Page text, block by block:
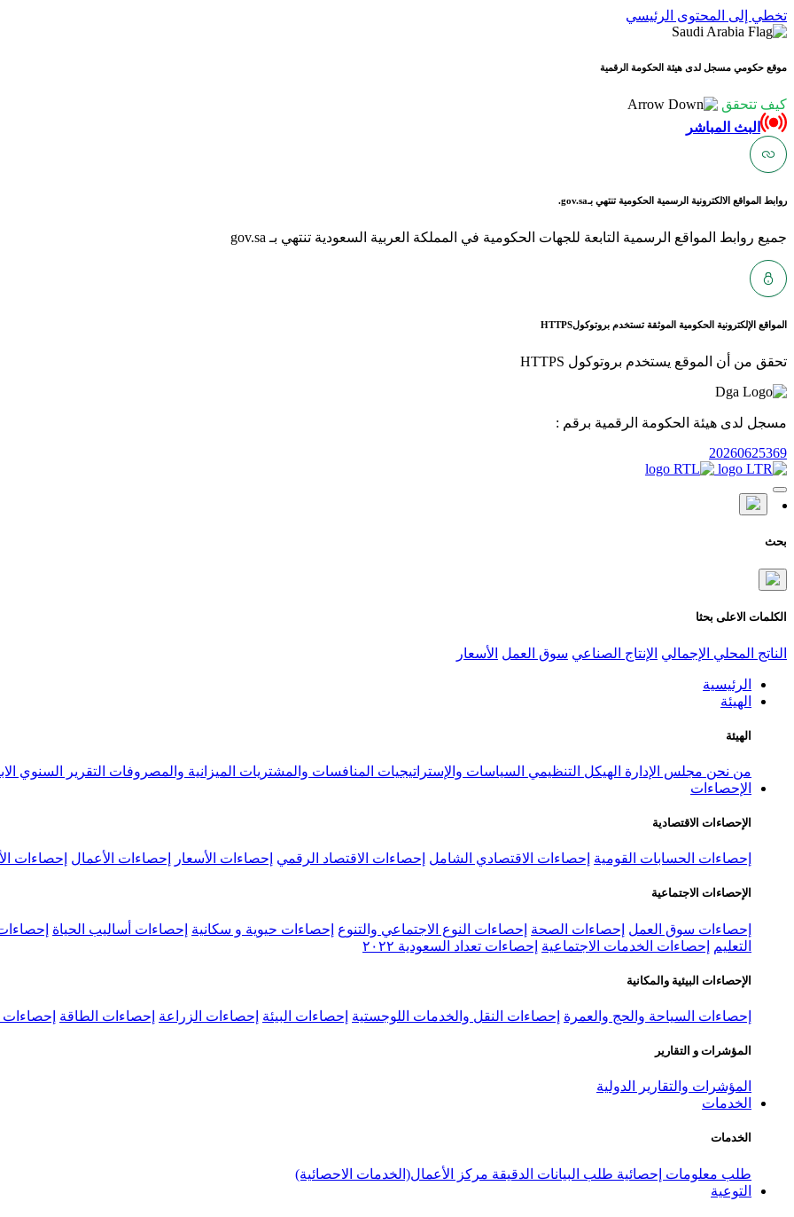
تخطي إلى المحتوى الرئيسي
موقع حكومي مسجل لدى هيئة الحكومة الرقمية
كيف تتحقق
البث المباشر
روابط المواقع الالكترونية الرسمية الحكومية تنتهي بـgov.sa.
جميع روابط المواقع الرسمية التابعة للجهات الحكومية في المملكة العربية السعودية تنتهي بـ gov.sa
المواقع الإلكترونية الحكومية الموثقة تستخدم بروتوكولHTTPS
تحقق من أن الموقع يستخدم بروتوكول HTTPS
مسجل لدى هيئة الحكومة الرقمية برقم :
20260625369
بحث
الكلمات الاعلى بحثا
الناتج المحلي الإجمالي الإنتاج الصناعي سوق العمل الأسعار
الرئيسية
الهيئة
الهيئة
من نحن مجلس الإدارة الهيكل التنظيمي السياسات والإستراتيجيات المنافسات والمشتريات الميزانية والمصروفات التقرير السنوي
الإحصاءات
الإحصاءات الاقتصادية
إحصاءات الحسابات القومية إحصاءات الاقتصادي الشامل إحصاءات الاقتصاد الرقمي إحصاءات الأسعار إحصاءات الأعمال إحصاءات
الإحصاءات الاجتماعية
إحصاءات سوق العمل إحصاءات الصحة إحصاءات النوع الاجتماعي والتنوع إحصاءات حيوية و سكانية إحصاءات أساليب الحياة
التعليم
إحصاءات الخدمات الاجتماعية إحصاءات تعداد السعودية ٢٠٢٢
الإحصاءات البيئية والمكانية
إحصاءات السياحة والحج والعمرة إحصاءات النقل والخدمات اللوجستية إحصاءات البيئة إحصاءات الزراعة إحصاءات الطاقة إحصاءات
المؤشرات و التقارير
المؤشرات والتقارير الدولية
الخدمات
الخدمات
طلب معلومات إحصائية طلب البيانات الدقيقة مركز الأعمال(الخدمات الاحصائية)
التوعية